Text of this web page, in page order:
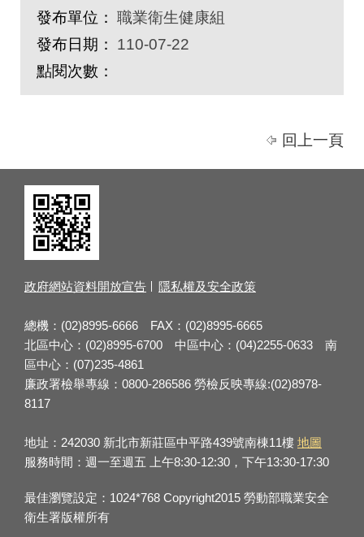
發布單位： 職業衛生健康組
發布日期：
110-07-22
點閱次數：
回上一頁
政府網站資料開放宣告 隱私權及安全政策
總機：(02)8995-6666 FAX：(02)8995-6665
北區中心：(02)8995-6700 中區中心：(04)2255-0633 南
區中心：(07)235-4861
廉政署檢舉專線：0800-286586 勞檢反映專線:(02)8978-
8117
地址：242030 新北市新莊區中平路439號南棟11樓 地圖
服務時間：週一至週五 上午8:30-12:30，下午13:30-17:30
最佳瀏覽設定：1024*768 Copyright2015 勞動部職業安全
衛生署版權所有